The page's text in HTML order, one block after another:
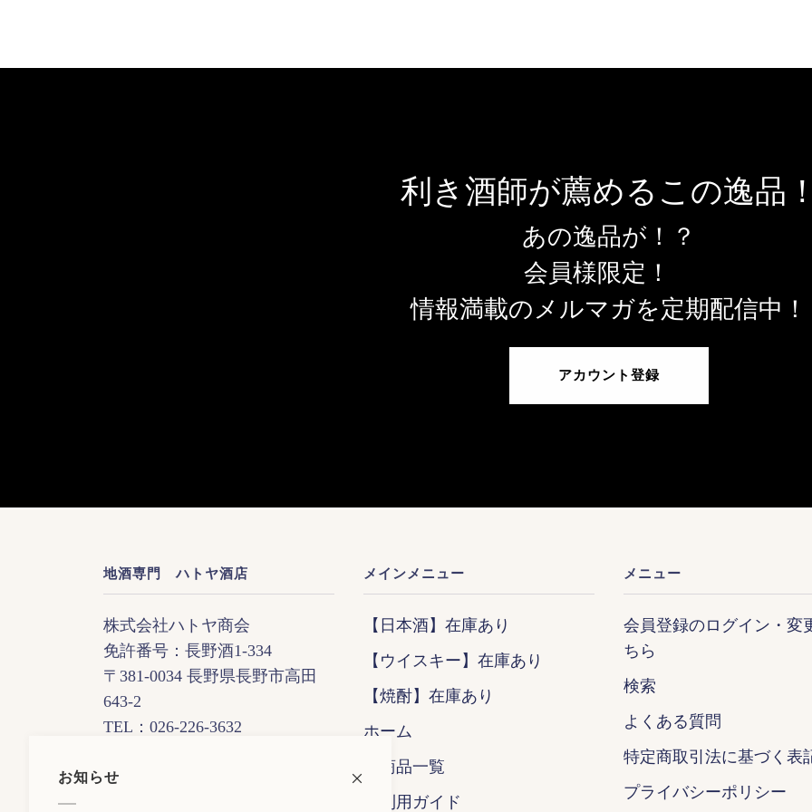
利き酒師が薦めるこの逸品
あの逸品が！？
会員様限定！
情報満載のメルマガを定期配信中！
アカウント登録
地酒専門 ハトヤ酒店
株式会社ハトヤ商会
免許番号：長野酒1-334
〒381-0034 長野県長野市高田
643-2
TEL：026-226-3632
営業時間：9:00〜19:00
メインメニュー
【日本酒】在庫あり
【ウイスキー】在庫あり
【焼酎】在庫あり
ホーム
全商品一覧
ご利用ガイド
メニュー
会員登録のログイン・変
ちら
検索
よくある質問
特定商取引法に基づく表
プライバシーポリシー
お知らせ